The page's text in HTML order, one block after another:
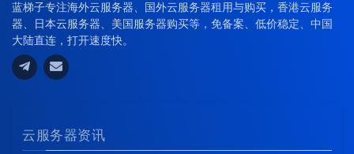
蓝梯子专注海外云服务器、国外云服务器租用与购买，香港云服务
器、日本云服务器、美国服务器购买等，免备案、低价稳定、中国
大陆直连，打开速度快。
云服务器资讯